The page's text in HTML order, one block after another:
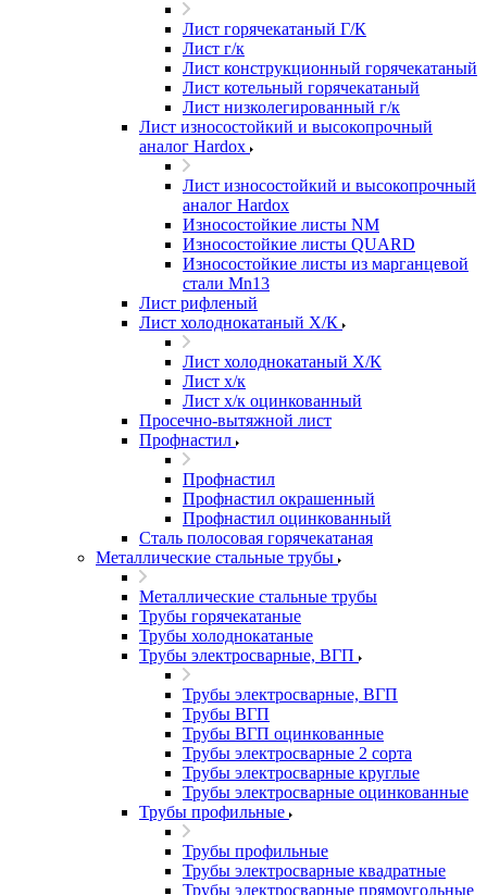
Лист горячекатаный Г/К
Лист г/к
Лист конструкционный горячекатаный
Лист котельный горячекатаный
Лист низколегированный г/к
Лист износостойкий и высокопрочный
аналог Hardox
Лист износостойкий и высокопрочный
аналог Hardox
Износостойкие листы NM
Износостойкие листы QUARD
Износостойкие листы из марганцевой
стали Mn13
Лист рифленый
Лист холоднокатаный Х/К
Лист холоднокатаный Х/К
Лист х/к
Лист х/к оцинкованный
Просечно-вытяжной лист
Профнастил
Профнастил
Профнастил окрашенный
Профнастил оцинкованный
Сталь полосовая горячекатаная
Металлические стальные трубы
Металлические стальные трубы
Трубы горячекатаные
Трубы холоднокатаные
Трубы электросварные, ВГП
Трубы электросварные, ВГП
Трубы ВГП
Трубы ВГП оцинкованные
Трубы электросварные 2 сорта
Трубы электросварные круглые
Трубы электросварные оцинкованные
Трубы профильные
Трубы профильные
Трубы электросварные квадратные
Трубы электросварные прямоугольные